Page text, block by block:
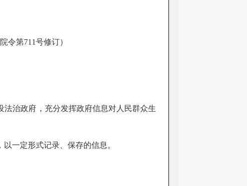
令第711号修订）
治政府，充分发挥政府信息对人民群众生
一定形式记录、保存的信息。